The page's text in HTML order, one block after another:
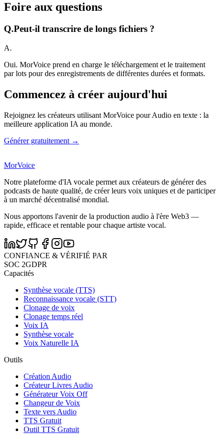
Foire aux questions
Q.Peut-il transcrire de longs fichiers ?
A.
Oui. MorVoice prend en charge le téléchargement et le traitement
par lots pour des enregistrements de différentes durées et formats.
Commencez à créer aujourd'hui
Rejoignez les créateurs utilisant MorVoice pour Audio en texte : la
meilleure application IA au monde.
Générer gratuitement →
MorVoice
Notre plateforme d'IA vocale permet aux créateurs de générer des
podcasts de haute qualité, de créer leurs voix uniques et de participer
à un marché décentralisé mondial.
Nous apportons l'avenir de la production audio à l'ère Web3 —
rapide, efficace et rentable pour chaque artiste vocal.
CONFIANCE & VÉRIFIÉ PAR
SOC 2GDPR
Capacités
Synthèse vocale (TTS)
Reconnaissance vocale (STT)
Clonage de voix
Clonage temps réel
Voix IA
Synthèse vocale
Voix Naturelle IA
Outils
Création Audio
Créateur Livres Audio
Générateur Voix Off
Changeur de Voix
Texte vers Audio
TTS Gratuit
Outil TTS Gratuit